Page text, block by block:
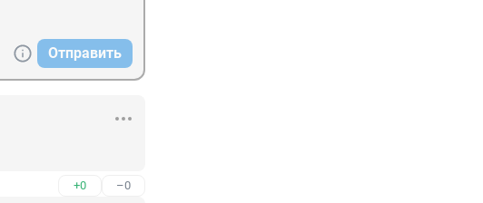
Отправить
+0 –0